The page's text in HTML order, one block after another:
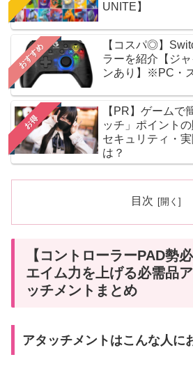
UNITE】
おすすめ
【コスパ◎】
ラーを紹介【ジ
ンあり】※PC・
お得
【PR】ゲームで
ッチ」ポイント
セキュリティ・
は？
目次
【コントローラーPAD勢
エイム力を上げる必需品
ッチメントまとめ
アタッチメントはこんな人に